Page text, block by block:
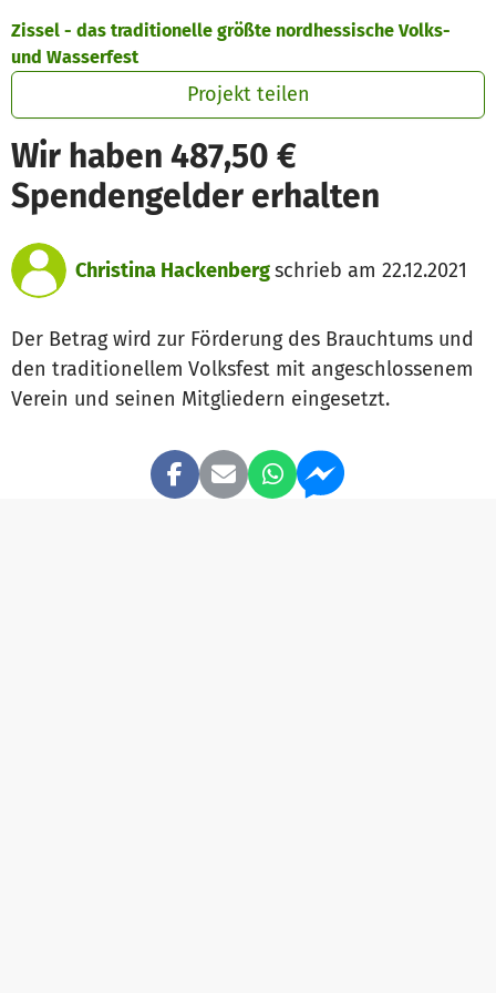
Zissel - das traditionelle größte nordhessische Volks-
und Wasserfest
Projekt teilen
Wir haben 487,50 €
Spendengelder erhalten
Christina Hackenbergschrieb am 22.12.2021
Der Betrag wird zur Förderung des Brauchtums und
den traditionellem Volksfest mit angeschlossenem
Verein und seinen Mitgliedern eingesetzt.